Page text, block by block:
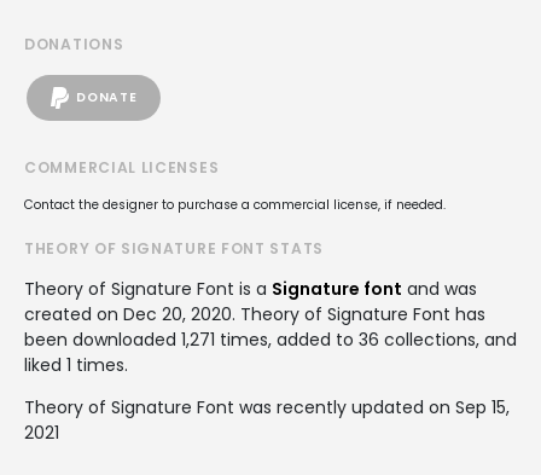
DONATIONS
DONATE
COMMERCIAL LICENSES
Contact the designer to purchase a commercial license, if needed.
THEORY OF SIGNATURE FONT STATS
Theory of Signature Font is a Signature font and was
created on Dec 20, 2020. Theory of Signature Font has
been downloaded 1,271 times, added to 36 collections, and
liked 1 times.
Theory of Signature Font was recently updated on Sep 15,
2021